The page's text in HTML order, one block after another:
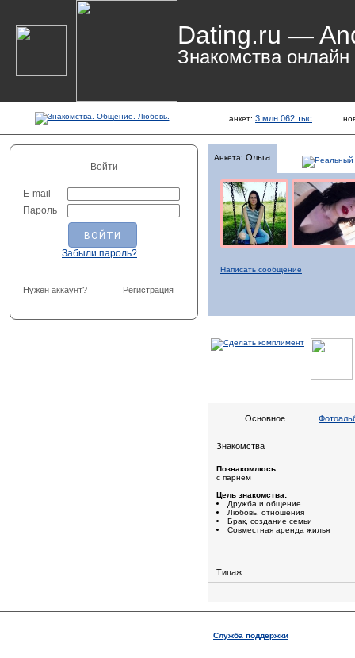
Dating.ru —
Знакомства онлайн
анкет: 3 млн 062 тыс
Войти
E-mail
Пароль
Забыли пароль?
Нужен аккаунт? Регистрация
Анкета: Ольга
Написать сообщение
Основное
Знакомства
Познакомлюсь:
с парнем
Цель знакомства:
Дружба и общение
Любовь, отношения
Брак, создание семьи
Совместная аренда жилья
Типаж
Служба поддержки